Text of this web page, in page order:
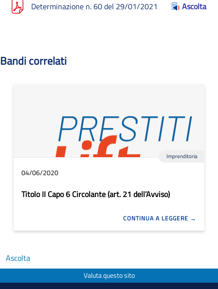
Determinazione n. 60 del 29/01/2021 Ascolta
Bandi correlati
Imprenditoria
04/06/2020
Titolo II Capo 6 Circolante (art. 21 dell’Avviso)
CONTINUA A LEGGERE
Ascolta
Valuta questo sito